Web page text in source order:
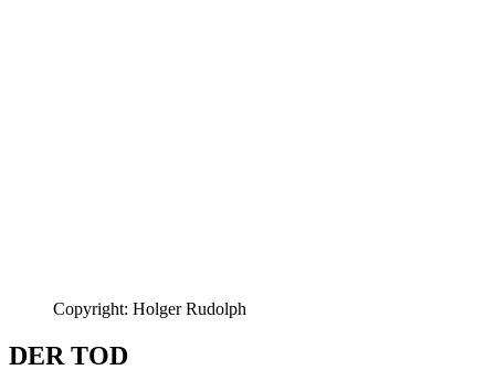
Copyright: Holger Rudolph
DER TOD